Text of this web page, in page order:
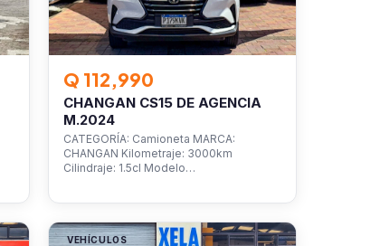
Q 112,990
CHANGAN CS15 DE AGENCIA
M.2024
CATEGORÍA: Camioneta MARCA:
CHANGAN Kilometraje: 3000km
Cilindraje: 1.5cl Modelo…
VEHÍCULOS